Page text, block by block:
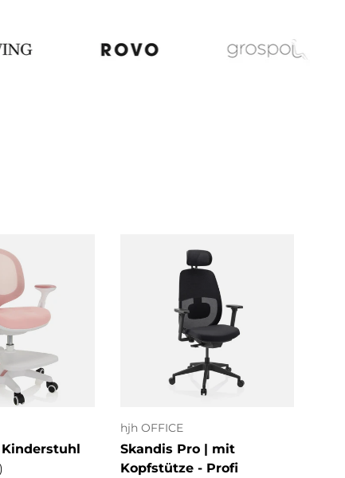
Kinderstuhl
hjh OFFICE
Skandis Pro | mit
Kopfstütze - Profi
Optionen
auswählen